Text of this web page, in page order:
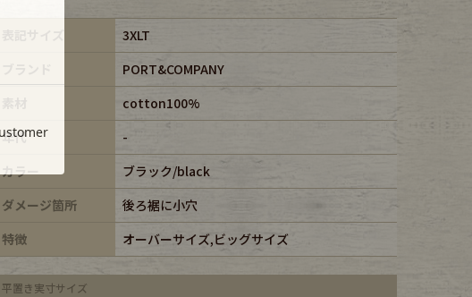
3XLT
PORT&COMPANY
cotton100%
年代
-
カラー
ブラック/black
ダメージ箇所
後ろ裾に小穴
特徴
オーバーサイズ,ビッグサイズ
平置き実寸サイズ